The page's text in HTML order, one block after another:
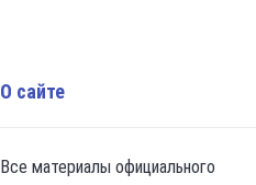
О сайте
Все материалы официального